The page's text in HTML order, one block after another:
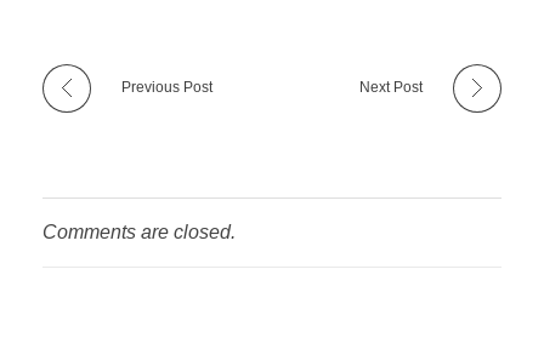
Previous Post Next Post
Comments are closed.